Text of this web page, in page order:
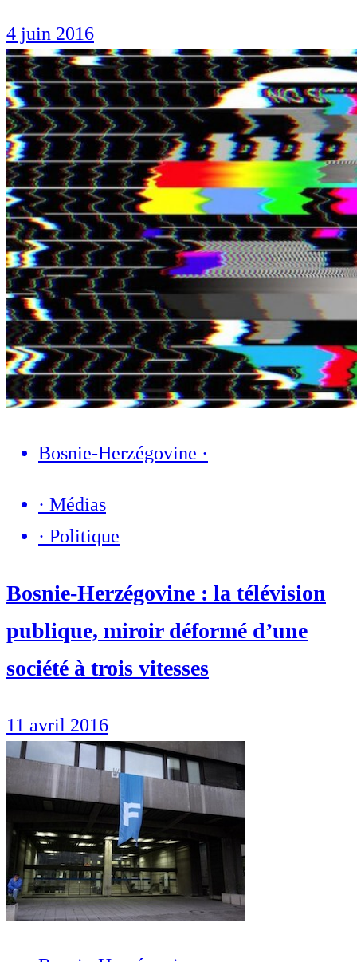
4 juin 2016
Bosnie-Herzégovine ·
· Médias
· Politique
Bosnie-Herzégovine : la télévision
publique, miroir déformé d’une
société à trois vitesses
11 avril 2016